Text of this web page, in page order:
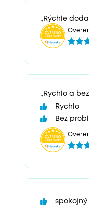
„Rýchle
„Rychlo a
Rychlo
Bez
spokojný